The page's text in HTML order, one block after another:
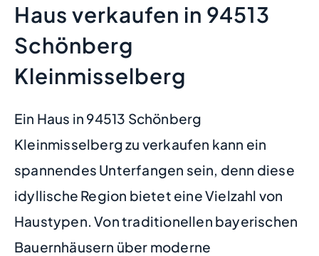
Haus verkaufen in 94513
Schönberg
Kleinmisselberg
Ein Haus in 94513 Schönberg
Kleinmisselberg zu verkaufen kann ein
spannendes Unterfangen sein, denn diese
idyllische Region bietet eine Vielzahl von
Haustypen. Von traditionellen bayerischen
Bauernhäusern über moderne